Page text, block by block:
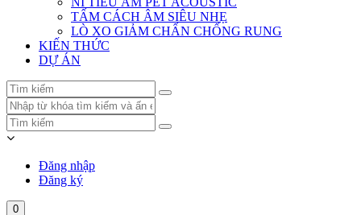
TẤM CÁCH ÂM SIÊU NHẸ
LÒ XO GIẢM CHẤN CHỐNG RUNG
KIẾN THỨC
DỰ ÁN
Đăng nhập
Đăng ký
0